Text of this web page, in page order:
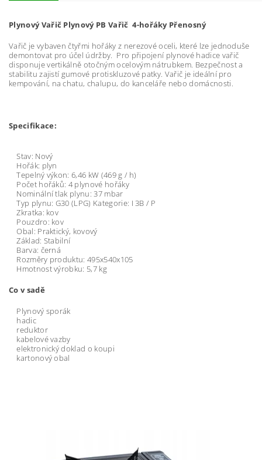
Plynový Vařič Plynový PB Vařič 4-hořáky Přenosný
Vařič je vybaven čtyřmi hořáky z nerezové oceli, které lze jednoduše
demontovat pro účel údržby. Pro připojení plynové hadice vařič
disponuje vertikálně otočným ocelovým nátrubkem. Bezpečnost a
stabilitu zajistí gumové protiskluzové patky. Vařič je ideální pro
kempování, na chatu, chalupu, do kanceláře nebo domácnosti.
Specifikace:
Stav: Nový
Hořák: plyn
Tepelný výkon: 6,46 kW (469 g / h)
Počet hořáků: 4 plynové hořáky
Nominální tlak plynu: 37 mbar
Typ plynu: G30 (LPG) Kategorie: I 3B / P
Zkratka: kov
Pouzdro: kov
Obal: Praktický, kovový
Základ: Stabilní
Barva: černá
Rozměry produktu: 495x540x105
Hmotnost výrobku: 5,7 kg
Co v sadě
Plynový sporák
hadic
reduktor
kabelové vazby
elektronický doklad o koupi
kartonový obal